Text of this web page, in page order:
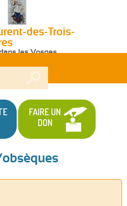
des-Trois-
les Vosges
FAIRE UN
DON